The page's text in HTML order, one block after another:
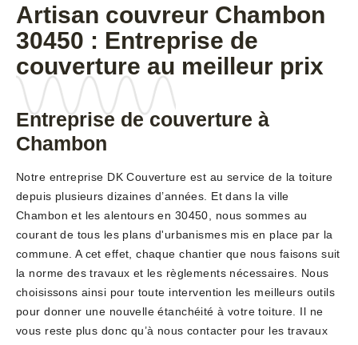
Artisan couvreur Chambon
30450 : Entreprise de
couverture au meilleur prix
Entreprise de couverture à
Chambon
Notre entreprise DK Couverture est au service de la toiture
depuis plusieurs dizaines d’années. Et dans la ville
Chambon et les alentours en 30450, nous sommes au
courant de tous les plans d'urbanismes mis en place par la
commune. A cet effet, chaque chantier que nous faisons suit
la norme des travaux et les règlements nécessaires. Nous
choisissons ainsi pour toute intervention les meilleurs outils
pour donner une nouvelle étanchéité à votre toiture. Il ne
vous reste plus donc qu’à nous contacter pour les travaux